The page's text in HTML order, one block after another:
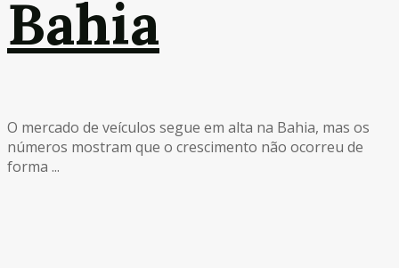
Bahia
O mercado de veículos segue em alta na Bahia, mas os
números mostram que o crescimento não ocorreu de
forma ...